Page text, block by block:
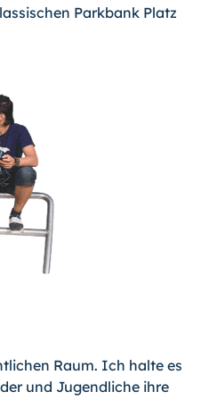
Parkbank Platz
Raum. Ich halte es
und Jugendliche ihre